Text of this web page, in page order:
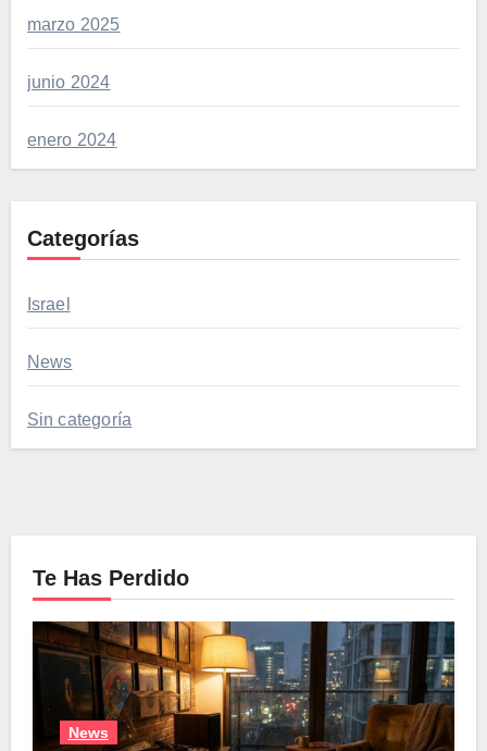
marzo 2025
junio 2024
enero 2024
Categorías
Israel
News
Sin categoría
Te Has Perdido
News